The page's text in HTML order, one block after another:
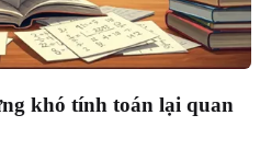
khó tính toán lại quan